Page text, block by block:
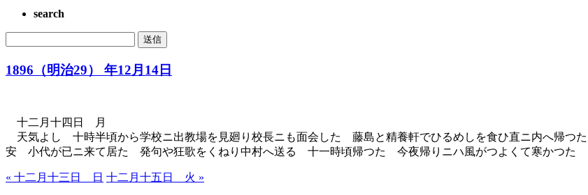
search
1896（明治29） 年12月14日
十二月十四日 月
天気よし 十時半頃から学校ニ出教場を見廻り校長ニも面会した 藤島と精養軒でひるめしを食ひ直ニ内へ帰
安 小代が已ニ来て居た 発句や狂歌をくねり中村へ送る 十一時頃帰つた 今夜帰りニハ風がつよくて寒かつた
« 十二月十三日 日 十二月十五日 火 »